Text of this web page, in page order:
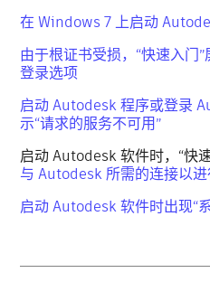
在 Windows 7 上启动
由于根证书受损，“快速入门
登录选项
启动 Autodesk 程序或登录
示“请求的服务不可用”
启动 Autodesk 软件时，“快
与 Autodesk 所需的连接以进
启动 Autodesk 软件时出现“